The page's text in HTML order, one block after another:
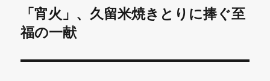
ョ
ン
次
の
稿:
「宵火」、久留米焼きとりに捧ぐ至
福の一献